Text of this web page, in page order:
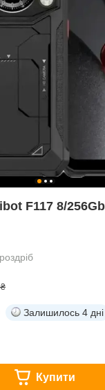
F117 8/
Залишилось 4 дні
Купити